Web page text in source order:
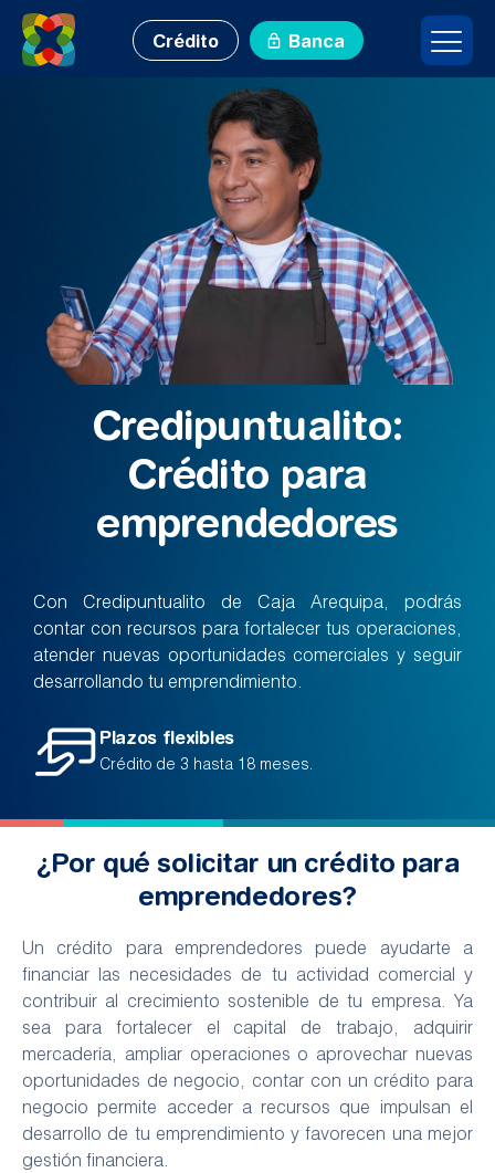
Crédito Banca
Credipuntualito:
Crédito para
emprendedores
Con Credipuntualito de Caja Arequipa, podrás
contar con recursos para fortalecer tus operaciones,
atender nuevas oportunidades comerciales y seguir
desarrollando tu emprendimiento.
Plazos flexibles
Crédito de 3 hasta 18 meses.
¿Por qué solicitar un crédito para
emprendedores?
Un crédito para emprendedores puede ayudarte a
financiar las necesidades de tu actividad comercial y
contribuir al crecimiento sostenible de tu empresa. Ya
sea para fortalecer el capital de trabajo, adquirir
mercadería, ampliar operaciones o aprovechar nuevas
oportunidades de negocio, contar con un crédito para
negocio permite acceder a recursos que impulsan el
desarrollo de tu emprendimiento y favorecen una mejor
gestión financiera.